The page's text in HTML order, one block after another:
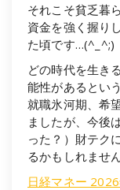
それこそ貧乏暮
資金を強く握り
た頃です…(^_^;)
どの時代を生き
能性があるとい
就職氷河期、希
ましたが、今後
った？）財テク
るかもしれませ
日経マネー